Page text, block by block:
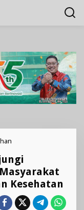
PKK
Asahan
Kunjungi
Posyandu
Cempaka,
Ajak
Kesehatan